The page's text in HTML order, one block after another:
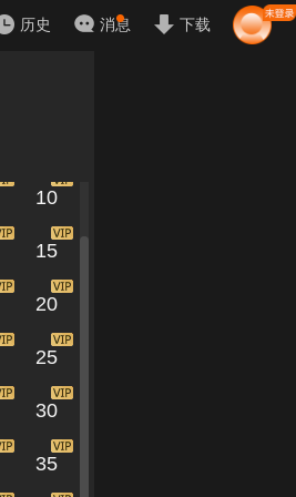
历史 消息 下载
10
15
20
25
30
35